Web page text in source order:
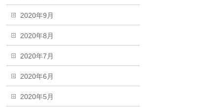
2020年9月
2020年8月
2020年7月
2020年6月
2020年5月